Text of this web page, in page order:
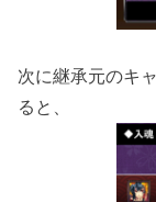
次に継承元のキ
ると、